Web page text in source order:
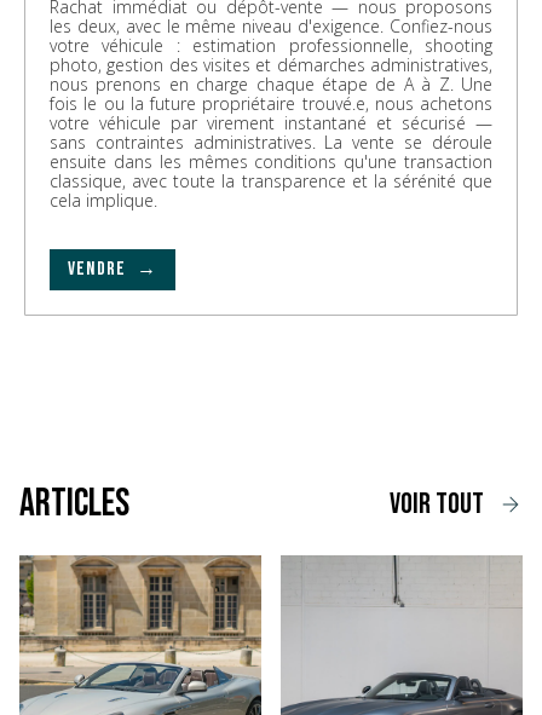
Rachat immédiat ou dépôt-vente — nous proposons
les deux, avec le même niveau d'exigence. Confiez-nous
votre véhicule : estimation professionnelle, shooting
photo, gestion des visites et démarches administratives,
nous prenons en charge chaque étape de A à Z. Une
fois le ou la future propriétaire trouvé.e, nous achetons
votre véhicule par virement instantané et sécurisé —
sans contraintes administratives. La vente se déroule
ensuite dans les mêmes conditions qu'une transaction
classique, avec toute la transparence et la sérénité que
cela implique.
VENDRE →
voir tout
Articles